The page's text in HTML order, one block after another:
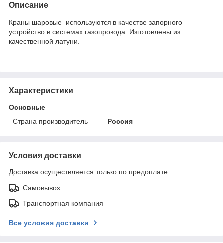
Описание
Краны шаровые используются в качестве запорного
устройство в системах газопровода. Изготовлены из
качественной латуни.
Характеристики
Основные
Страна производитель
Россия
Условия доставки
Доставка осуществляется только по предоплате.
Самовывоз
Транспортная компания
Все условия доставки